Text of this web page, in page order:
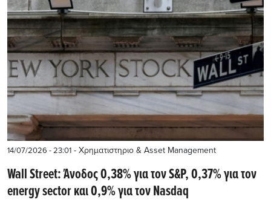
14/07/2026 - 23:01 - Χρηματιστηριο & Asset Management
Wall Street: Άνοδος 0,38% για τον S&P, 0,37% για τον
energy sector και 0,9% για τον Nasdaq